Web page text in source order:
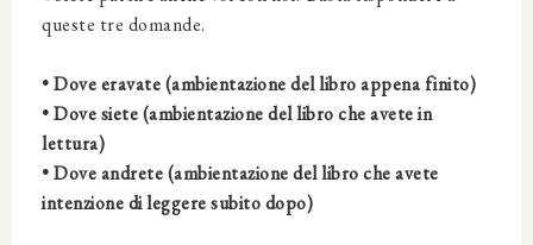
queste tre domande.
• Dove eravate (ambientazione del libro appena finito)
• Dove siete (ambientazione del libro che avete in
lettura)
• Dove andrete (ambientazione del libro che avete
intenzione di leggere subito dopo)